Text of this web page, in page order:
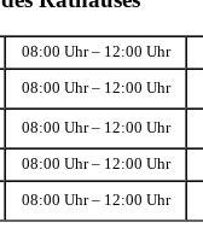
08:00 Uhr – 12:00 Uhr
08:00 Uhr – 12:00 Uhr
08:00 Uhr – 12:00 Uhr
08:00 Uhr – 12:00 Uhr
08:00 Uhr – 12:00 Uhr